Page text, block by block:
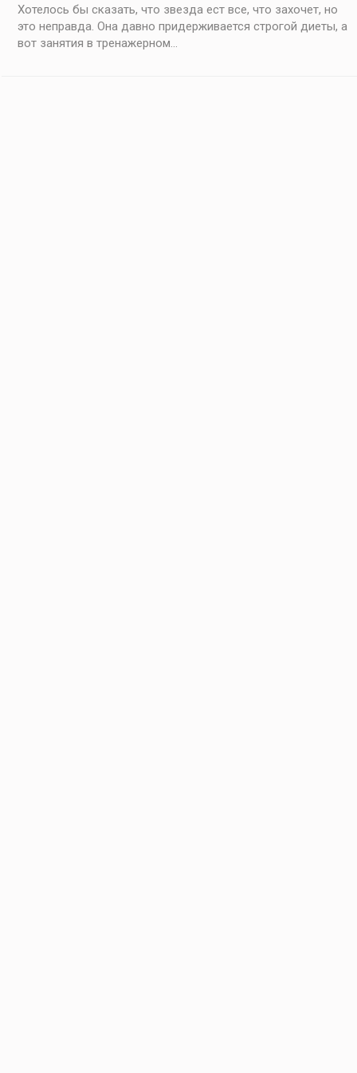
Хотелось бы сказать, что звезда ест все, что захочет, но
это неправда. Она давно придерживается строгой диеты, а
вот занятия в тренажерном...